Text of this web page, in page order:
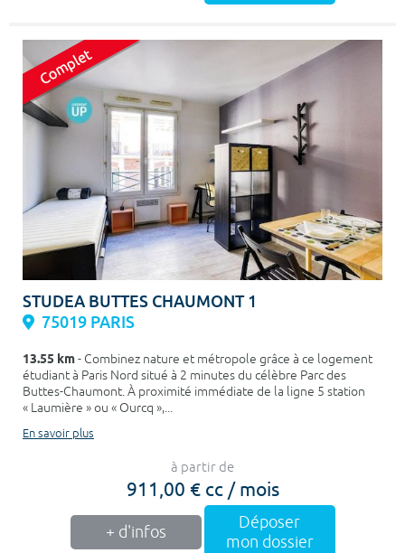
STUDEA BUTTES CHAUMONT 1
75019 PARIS
13.55 km- Combinez nature et métropole grâce à ce logement
étudiant à Paris Nord situé à 2 minutes du célèbre Parc des
Buttes-Chaumont. À proximité immédiate de la ligne 5 station
« Laumière » ou « Ourcq »,...
En savoir plus
à partir de
911,00 € cc / mois
+ d'infos
Déposer
mon dossier